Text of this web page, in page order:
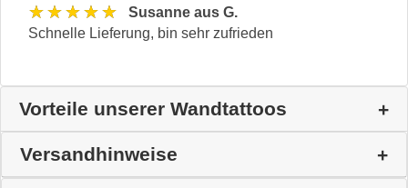
★★★★★
Susanne aus G.
Schnelle Lieferung, bin sehr zufrieden
Vorteile unserer Wandtattoos
Versandhinweise